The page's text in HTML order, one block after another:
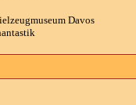
Davos